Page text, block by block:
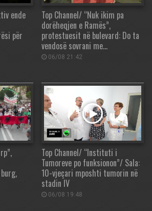
ende
për
Top Channel/ “Nuk ikim pa
dorëheqjen e Ramës”,
protestuesit në bulevard: Do ta
vendosë sovrani me…
06/08 21:42
Top Channel/ “Instituti i
Tumoreve po funksionon”/ Sala:
10-vjeçari mposhti tumorin në
stadin IV
06/08 19:48